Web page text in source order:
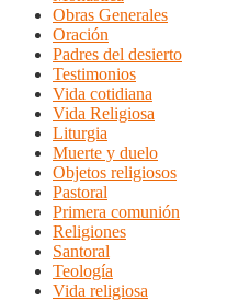
Obras Generales
Oración
Padres del desierto
Testimonios
Vida cotidiana
Vida Religiosa
Liturgia
Muerte y duelo
Objetos religiosos
Pastoral
Primera comunión
Religiones
Santoral
Teología
Vida religiosa